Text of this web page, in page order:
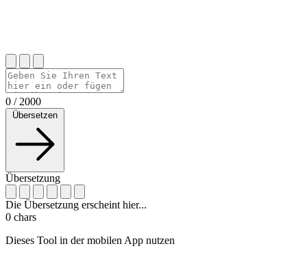
0 / 2000
Übersetzen
Übersetzung
Die Übersetzung erscheint hier...
0 chars
Dieses Tool in der mobilen App nutzen